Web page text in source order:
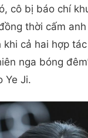
cô bị báo chí
thời cấm
cả hai hợp tác
nga bóng
Ye Ji.